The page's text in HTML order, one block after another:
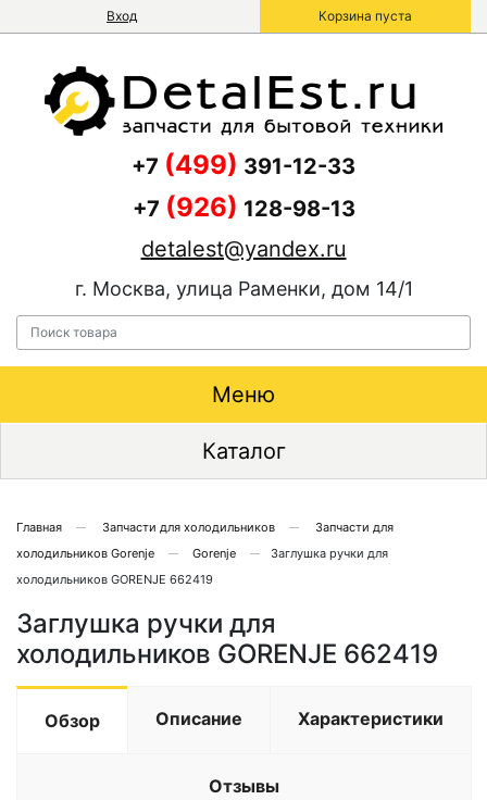
Вход Корзина пуста
+7 (499) 391-12-33
+7 (926) 128-98-13
detalest@yandex.ru
г. Москва, улица Раменки, дом 14/1
Меню
Каталог
Главная Запчасти для холодильников
Запчасти для
холодильников Gorenje
Gorenje
Заглушка ручки для
холодильников GORENJE 662419
Заглушка ручки для
холодильников GORENJE 662419
Обзор Описание Характеристики
Отзывы